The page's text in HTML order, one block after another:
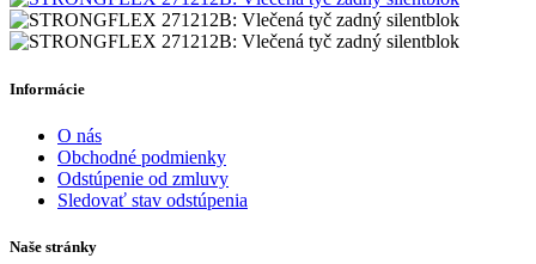
Informácie
O nás
Obchodné podmienky
Odstúpenie od zmluvy
Sledovať stav odstúpenia
Naše stránky